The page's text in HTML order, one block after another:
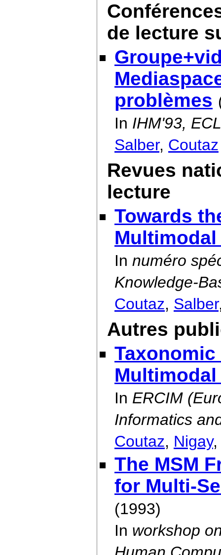
de lecture
problèmes
In IHM'93,
Salber, Coutaz
Revues
lecture
Towards
In numéro
Knowledge-
Coutaz, Salber
Autres
In ERCIM
Informatics
Coutaz, Nigay
The MSM
for Multi-
(1993)
In workshop